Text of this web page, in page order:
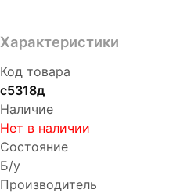
Характеристики
Код товара
с5318д
Наличие
Нет в наличии
Состояние
Б/у
Производитель